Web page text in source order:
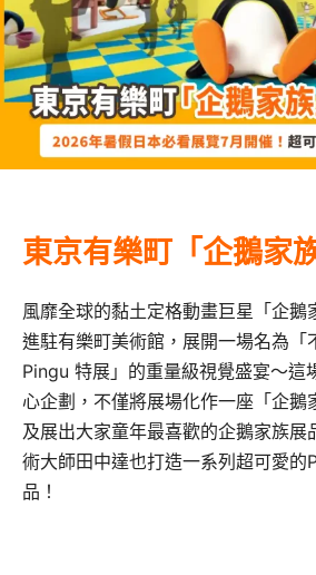
東京有樂町「企鵝家
風靡全球的黏土定格動畫巨星「企鵝
進駐有樂町美術館，展開一場名為「
Pingu 特展」的重量級視覺盛宴～
心企劃，不僅將展場化作一座「企鵝
及展出大家童年最喜歡的企鵝家族展
術大師田中達也打造一系列超可愛
品！